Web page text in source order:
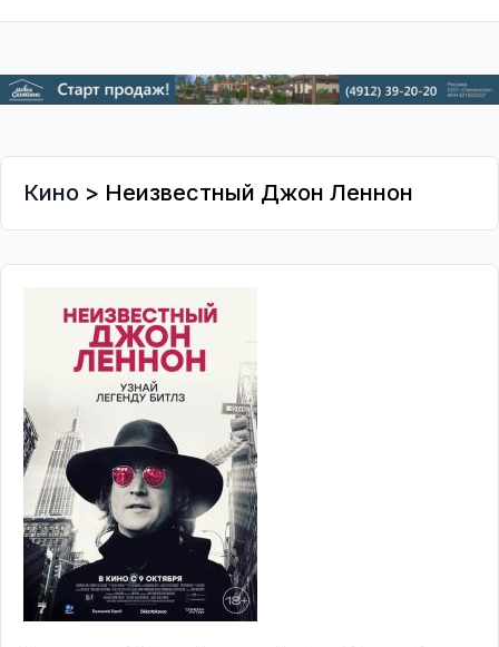
Кино > Неизвестный Джон Леннон